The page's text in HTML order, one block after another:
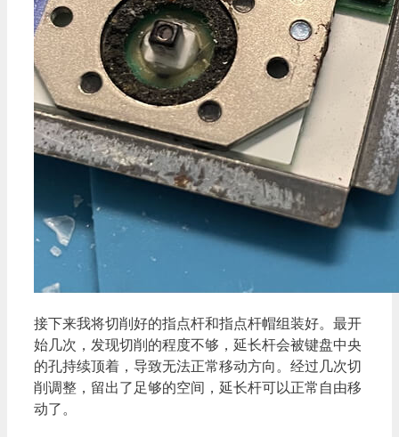
接下来我将切削好的指点杆和指点杆帽组装好。最开
始几次，发现切削的程度不够，延长杆会被键盘中央
的孔持续顶着，导致无法正常移动方向。经过几次切
削调整，留出了足够的空间，延长杆可以正常自由移
动了。